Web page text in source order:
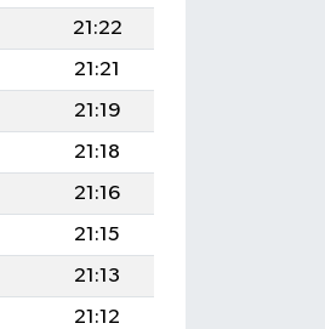
21:22
21:21
21:19
21:18
21:16
21:15
21:13
21:12